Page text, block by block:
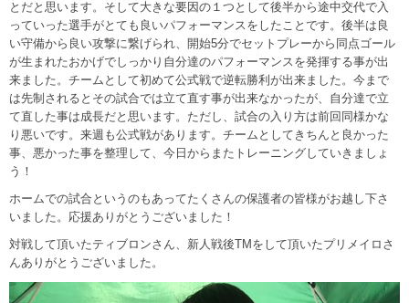
とだと思います。そして大きな要因の１つとして後半から途中交代で入
っていった選手がとても良いパフォーマンスをしたことです。後半は良
い守備から良い攻撃に繋げられ、開始5分でセットプレーから同点ゴール
が生まれたおかげでしっかり自分達のパフォーマンスを発揮する事が出
来ました。チームとして初めて公式戦で逆転勝利が出来ました。今まで
は先制されるとその試合では立て直す事が出来なかったが、自分達で立
て直した事は成長だと思います。ただし、試合の入り方は前回同様かな
り悪いです。来週も公式戦があります。チームとしてきちんと良かった
事、悪かった事を整理して、今日からまたトレーニングしていきましょ
う！
ホームでの試合というのもあってたくさんの保護者の皆様がお越し下さ
いました。応援ありがとうございました！
対戦して頂いたティブロンさん、新人戦後TMをして頂いたプリメイロさ
んありがとうございました。